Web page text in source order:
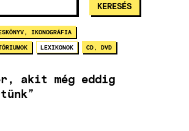
IKONOGRÁFIA
LEXIKONOK CD, DVD
akit még eddig